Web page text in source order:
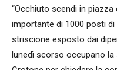
“Occhiuto scendi in
importante di 1000 posti
striscione esposto dai
lunedì scorso occupano